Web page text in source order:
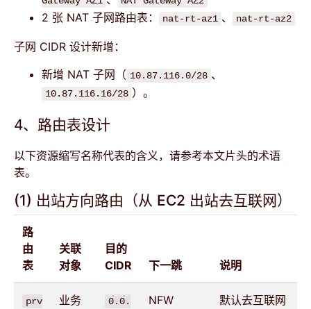
2 张 NAT 子网路由表： nat-rt-az1 、 nat-rt-az2
子网 CIDR 设计新增：
新增 NAT 子网（ 10.87.116.0/28 、
10.87.116.16/28 ）。
4、路由表设计
以下资源缩写名称代表的含义，请参考本文片头的术语
表。
(1) 出站方向路由（从 EC2 出站去互联网）
路
由
表
关联
对象
目的
CIDR
下一跳 说明
prv
业务
0.0.
NFW
默认去互联网